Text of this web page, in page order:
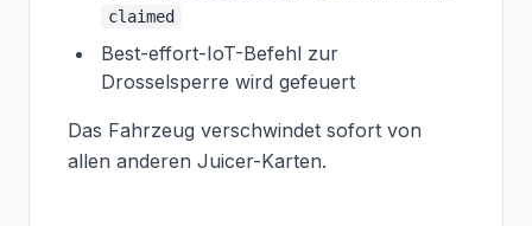
claimed
Best-effort-IoT-Befehl zur
Drosselsperre wird gefeuert
Das Fahrzeug verschwindet sofort von
allen anderen Juicer-Karten.